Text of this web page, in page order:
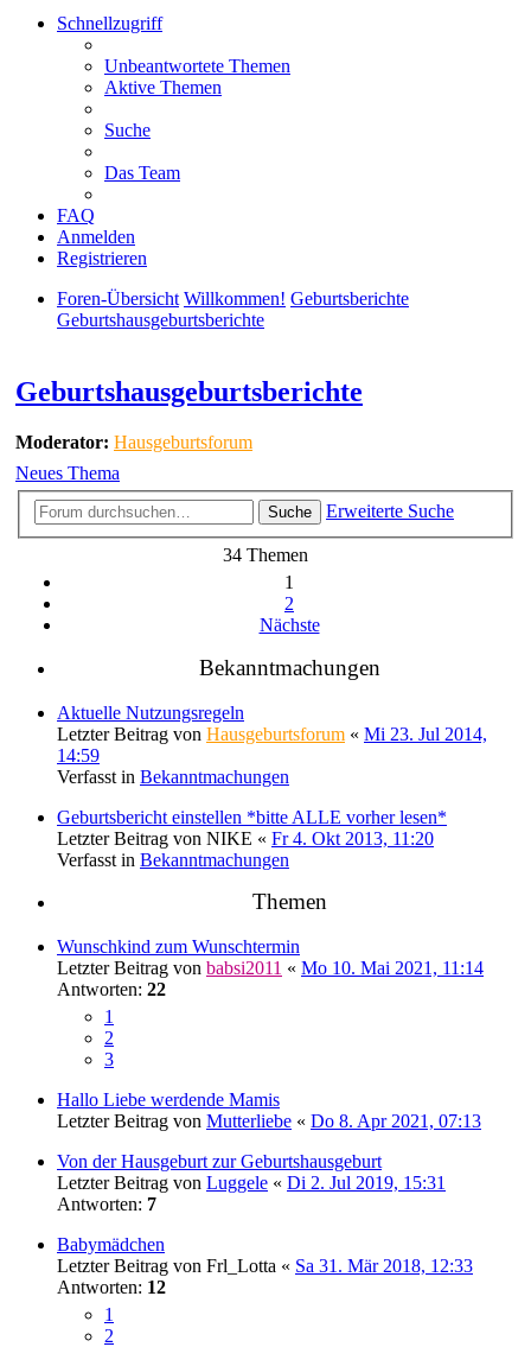
Schnellzugriff
Unbeantwortete Themen
Aktive Themen
Suche
Das Team
FAQ
Anmelden
Registrieren
Foren-Übersicht Willkommen! Geburtsberichte
Geburtshausgeburtsberichte
Geburtshausgeburtsberichte
Moderator: Hausgeburtsforum
Neues Thema
Suche Erweiterte Suche
34 Themen
1
2
Nächste
Bekanntmachungen
Aktuelle Nutzungsregeln
Letzter Beitrag von Hausgeburtsforum « Mi 23. Jul 2014,
14:59
Verfasst in Bekanntmachungen
Geburtsbericht einstellen *bitte ALLE vorher lesen*
Letzter Beitrag von NIKE « Fr 4. Okt 2013, 11:20
Verfasst in Bekanntmachungen
Themen
Wunschkind zum Wunschtermin
Letzter Beitrag von babsi2011 « Mo 10. Mai 2021, 11:14
Antworten: 22
1
2
3
Hallo Liebe werdende Mamis
Letzter Beitrag von Mutterliebe « Do 8. Apr 2021, 07:13
Von der Hausgeburt zur Geburtshausgeburt
Letzter Beitrag von Luggele « Di 2. Jul 2019, 15:31
Antworten: 7
Babymädchen
Letzter Beitrag von Frl_Lotta « Sa 31. Mär 2018, 12:33
Antworten: 12
1
2